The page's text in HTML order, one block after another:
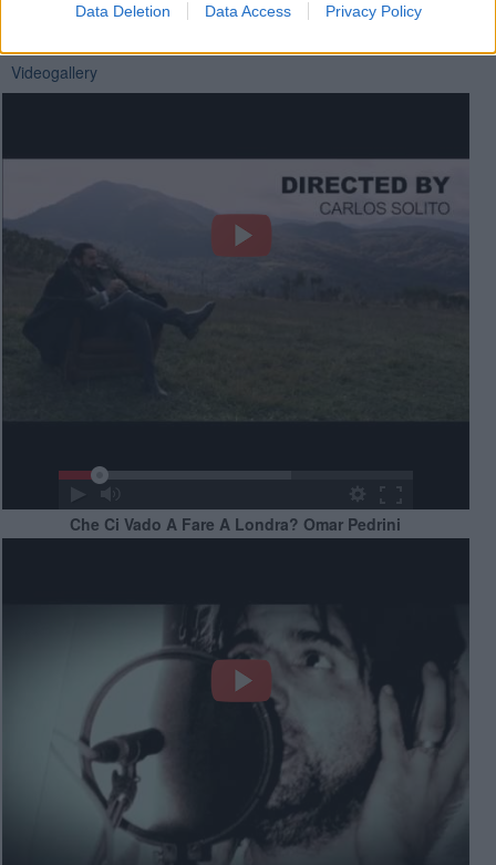
Data Deletion Data Access Privacy Policy
Videogallery
Che Ci Vado A Fare A Londra? Omar Pedrini